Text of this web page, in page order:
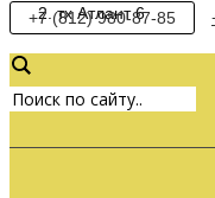
тх Атлант 6
+7 (812) 980-87-85